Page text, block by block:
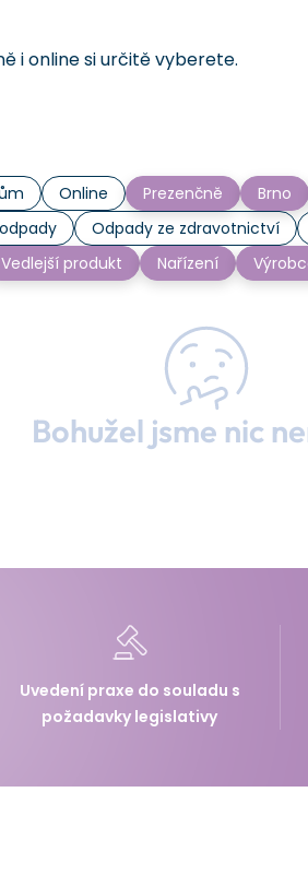
i online si určitě vyberete.
Online Prezenčně Brno
Odpady ze zdravotnictví
Vedlejší produkt Nařízení
Bohužel jsme nic
Uvedení praxe do souladu s
požadavky legislativy